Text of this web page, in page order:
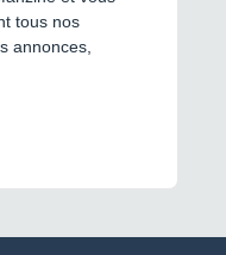
tous nos
annonces,